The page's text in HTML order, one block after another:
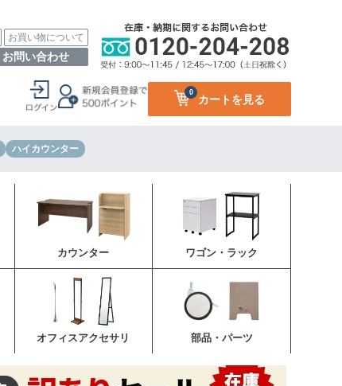
お買い物について
お問い合わせ
カートを見る
0
ハイカウンター
カウンター ワゴン・ラック
オフィスアクセサリ 部品・パーツ